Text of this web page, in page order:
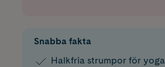
Snabba fakta
Halkfria strumpor för yoga